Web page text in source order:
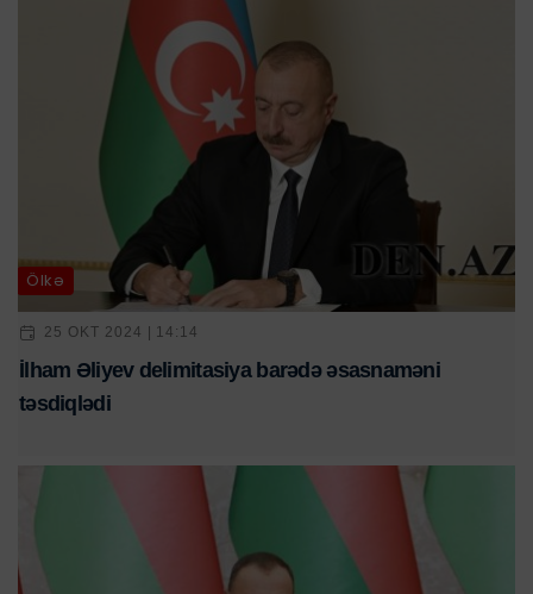
Ölkə
25 OKT 2024 | 14:14
İlham Əliyev delimitasiya barədə əsasnaməni
təsdiqlədi